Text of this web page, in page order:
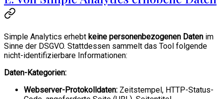
Simple Analytics erhebt keine personenbezogenen Daten im
Sinne der DSGVO. Stattdessen sammelt das Tool folgende
nicht-identifizierbare Informationen:
Daten-Kategorien:
Webserver-Protokolldaten: Zeitstempel, HTTP-Status-